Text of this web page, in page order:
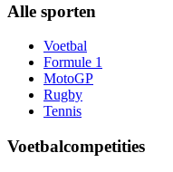
Alle sporten
Voetbal
Formule 1
MotoGP
Rugby
Tennis
Voetbalcompetities